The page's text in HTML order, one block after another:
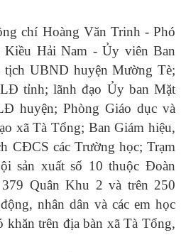
chí Hoàng Văn Trinh - Phó
Hải Nam - Ủy viên Ban
UBND huyện Mường Tè;
tỉnh; lãnh đạo Ủy ban Mặt
huyện; Phòng Giáo dục và
xã Tà Tổng; Ban Giám hiệu,
CĐCS các Trường học; Trạm
sản xuất số 10 thuộc Đoàn
Quân Khu 2 và trên 250
nhân dân và các em học
khăn trên địa bàn xã Tà Tổng,